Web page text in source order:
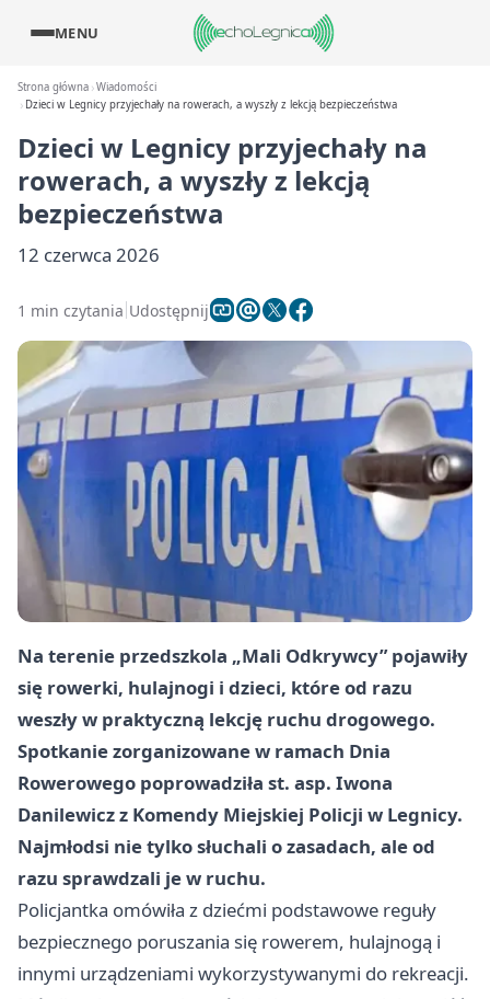
MENU
Strona główna Wiadomości
Dzieci w Legnicy przyjechały na rowerach, a wyszły z lekcją bezpieczeństwa
Dzieci w Legnicy przyjechały na
rowerach, a wyszły z lekcją
bezpieczeństwa
12 czerwca 2026
1 min czytania Udostępnij
Na terenie przedszkola „Mali Odkrywcy” pojawiły
się rowerki, hulajnogi i dzieci, które od razu
weszły w praktyczną lekcję ruchu drogowego.
Spotkanie zorganizowane w ramach Dnia
Rowerowego poprowadziła st. asp. Iwona
Danilewicz z Komendy Miejskiej Policji w Legnicy.
Najmłodsi nie tylko słuchali o zasadach, ale od
razu sprawdzali je w ruchu.
Policjantka omówiła z dziećmi podstawowe reguły
bezpiecznego poruszania się rowerem, hulajnogą i
innymi urządzeniami wykorzystywanymi do rekreacji.